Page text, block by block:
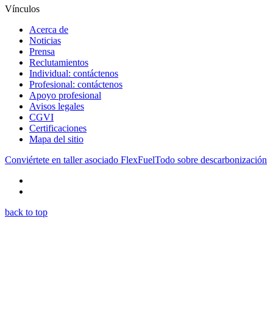
Vínculos
Acerca de
Noticias
Prensa
Reclutamientos
Individual: contáctenos
Profesional: contáctenos
Apoyo profesional
Avisos legales
CGVI
Certificaciones
Mapa del sitio
Conviértete en taller asociado FlexFuelTodo sobre descarbonización
back to top